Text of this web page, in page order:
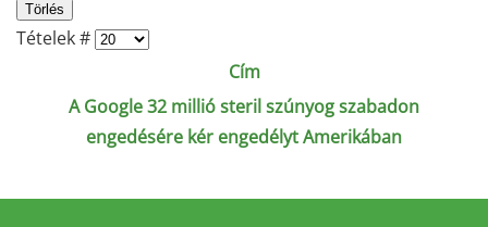
Törlés
Tételek #
Cím
A Google 32 millió steril szúnyog szabadon
engedésére kér engedélyt Amerikában